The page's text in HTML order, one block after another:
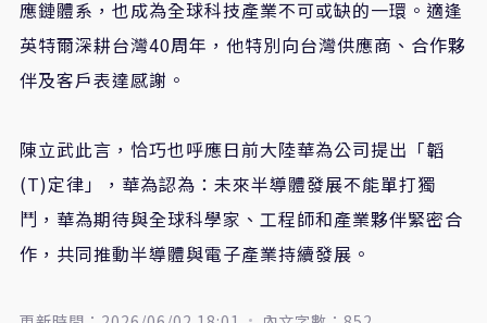
應鏈體系，也成為全球科技產業不可或缺的一環。適逢
英特爾深耕台灣40周年，他特別向台灣供應商、合作夥
伴及客戶表達感謝。
陳立武此言，恰巧也呼應日前大陸華為公司提出「韜
(T)定律」，華為認為：未來半導體發展不能單打獨
鬥，華為期待與全球科學家、工程師和產業夥伴緊密合
作，共同推動半導體與電子產業持續發展。